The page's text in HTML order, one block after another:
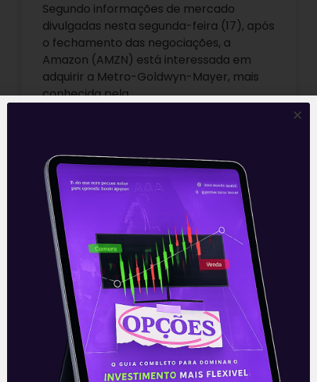
Segundo informações de mercado
divulgadas nesta segunda-feira (17), após
o fechamento das negociações, a
Amazon (AMZN) está interessada em
adquirir a Metro-Goldwyn-Mayer, mais
conhecida pela
18/05/2021
E EU COM ISSO